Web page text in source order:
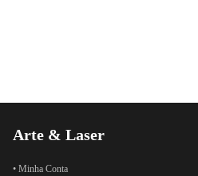
Arte & Laser
• Minha Conta